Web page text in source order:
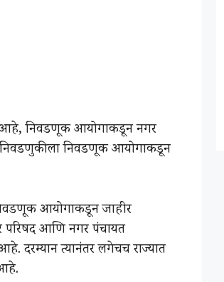
निवडणूक आयोगाकडून नगर
निवडणुकीला निवडणूक आयोगाकडून
आयोगाकडून जाहीर
परिषद आणि नगर पंचायत
दरम्यान त्यानंतर लगेचच राज्यात